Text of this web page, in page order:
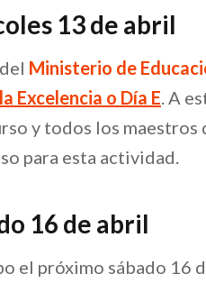
13 de abril
Ministerio de
Excelencia o Día E. A
y todos los
para esta actividad.
16 de abril
el próximo sábado 16